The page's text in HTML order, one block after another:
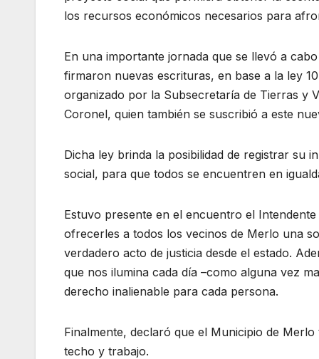
los recursos económicos necesarios para
En una importante jornada que se llevó a
firmaron nuevas escrituras, en base a la ley
organizado por la Subsecretaría de Tierras y
Coronel, quien también se suscribió a este
Dicha ley brinda la posibilidad de registrar su
social, para que todos se encuentren en
Estuvo presente en el encuentro el
ofrecerles a todos los vecinos de Merlo una
verdadero acto de justicia desde el estado.
que nos ilumina cada día –como alguna vez
derecho inalienable para cada persona.
Finalmente, declaró que el Municipio de
techo y trabajo.